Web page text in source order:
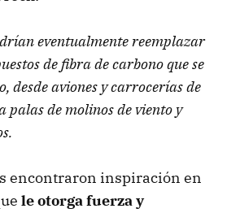
eventualmente reemplazar
de fibra de carbono que se
desde aviones y carrocerías de
palas de molinos de viento y
encontraron inspiración en
le otorga fuerza y